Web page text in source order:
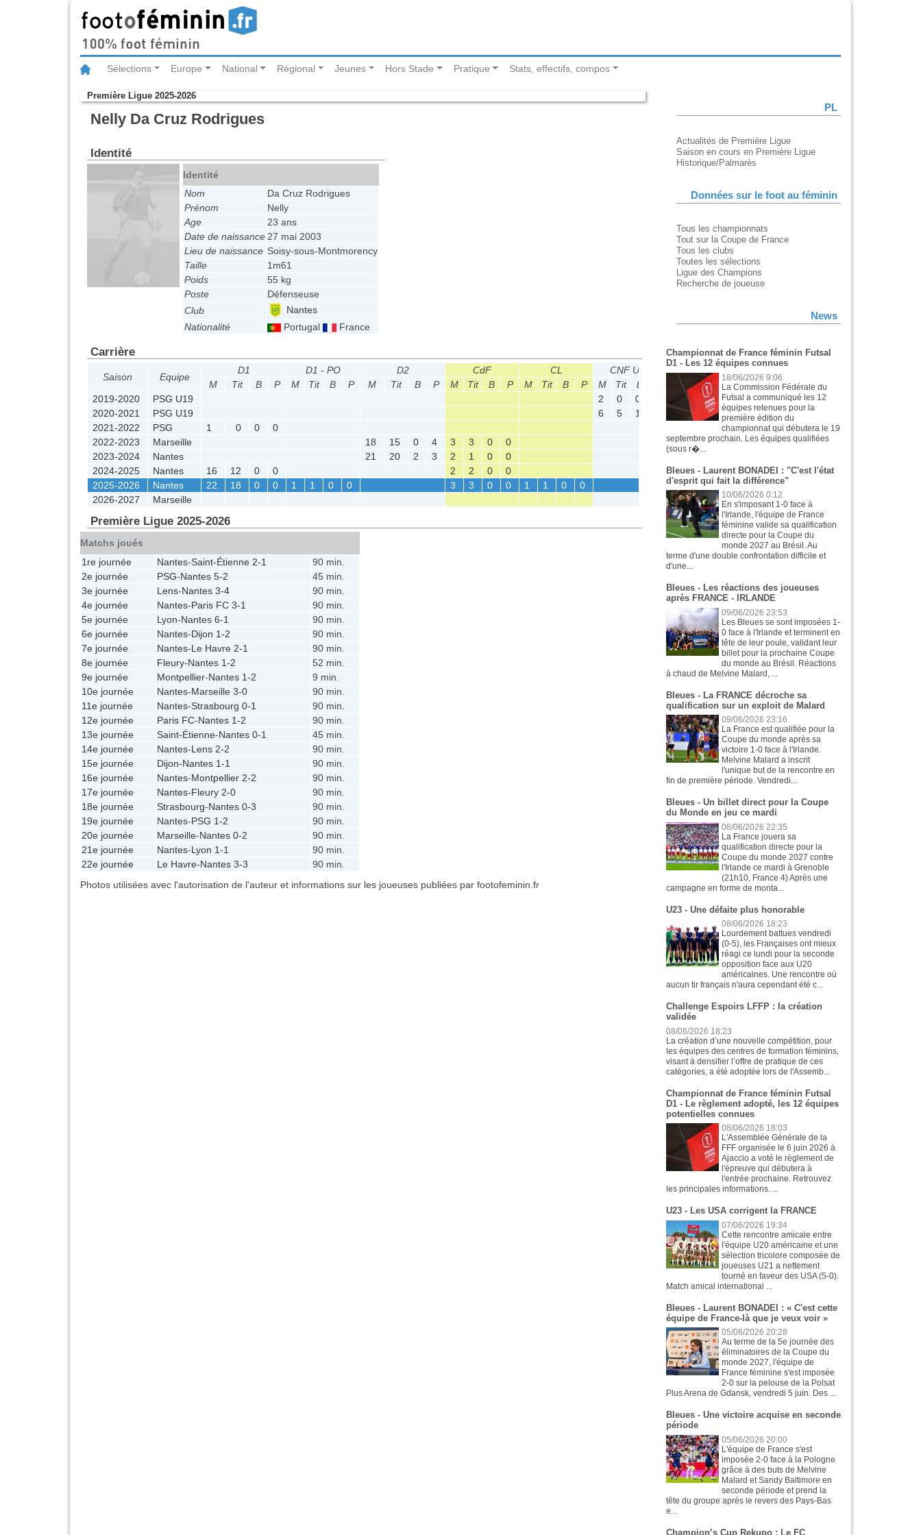
Sélections Europe National Régional Jeunes Hors Stade Pratique Stats, effectifs, compos
Première Ligue 2025-2026
Nelly Da Cruz Rodrigues
Identité
Identité
Nom
Da Cruz Rodrigues
Prénom
Nelly
Age
23 ans
Date de naissance27 mai 2003
Lieu de naissance Soisy-sous-Montmorency
Taille
1m61
Poids
55 kg
Poste
Défenseuse
Club
Nantes
Nationalité
Portugal France
Carrière
Saison Equipe
D1 D1 - PO D2 CdF CL CNF U19 CNF U19 2
M
Tit B P M Tit B P M Tit B P M Tit B P M Tit B P M Tit B M Tit B P M Tit B
P
2019-2020
PSG U19 2 0 0
2020-2021
PSG U19 6 5 1
2021-2022
PSG 1 0 0 0 0 6 6 0
0
2022-2023
Marseille 18 15 0 4 3 3 0
0
2023-2024
Nantes 21 20 2 3 2 1 0
0
2024-2025
Nantes 16 12 0 0 2 2 0
0
2025-2026
Nantes 22 18 0 0 1 1 0 0 3 3 0 0 1 1 0
0
2026-2027
Marseille
Première Ligue 2025-2026
Matchs joués
1re journée
Nantes-Saint-Étienne 2-1
90 min.
2e journée
PSG-Nantes 5-2
45 min.
3e journée
Lens-Nantes 3-4
90 min.
4e journée
Nantes-Paris FC 3-1
90 min.
5e journée
Lyon-Nantes 6-1
90 min.
6e journée
Nantes-Dijon 1-2
90 min.
7e journée
Nantes-Le Havre 2-1
90 min.
8e journée
Fleury-Nantes 1-2
52 min.
9e journée
Montpellier-Nantes 1-2
9 min.
10e journée
Nantes-Marseille 3-0
90 min.
11e journée
Nantes-Strasbourg 0-1
90 min.
12e journée
Paris FC-Nantes 1-2
90 min.
13e journée
Saint-Étienne-Nantes 0-1
45 min.
14e journée
Nantes-Lens 2-2
90 min.
15e journée
Dijon-Nantes 1-1
90 min.
16e journée
Nantes-Montpellier 2-2
90 min.
17e journée
Nantes-Fleury 2-0
90 min.
18e journée
Strasbourg-Nantes 0-3
90 min.
19e journée
Nantes-PSG 1-2
90 min.
20e journée
Marseille-Nantes 0-2
90 min.
21e journée
Nantes-Lyon 1-1
90 min.
22e journée
Le Havre-Nantes 3-3
90 min.
Photos utilisées avec l'autorisation de l'auteur et informations sur les joueuses publiées par footofeminin.fr
PL
Actualités de Première Ligue
Saison en cours en Première Ligue
Historique/Palmarès
Données sur le foot au féminin
Tous les championnats
Tout sur la Coupe de France
Tous les clubs
Toutes les sélections
Ligue des Champions
Recherche de joueuse
News
Championnat de France féminin Futsal
D1 - Les 12 équipes connues
18/06/2026 9:06
La Commission Fédérale du
Futsal a communiqué les 12
équipes retenues pour la
première édition du
championnat qui débutera le 19
septembre prochain. Les équipes qualifiées
(sous r�...
Bleues - Laurent BONADEI : "C'est l'état
d'esprit qui fait la différence"
10/06/2026 0:12
En s'imposant 1-0 face à
l'Irlande, l'équipe de France
féminine valide sa qualification
directe pour la Coupe du
monde 2027 au Brésil. Au
terme d'une double confrontation difficile et
d'une...
Bleues - Les réactions des joueuses
après FRANCE - IRLANDE
09/06/2026 23:53
Les Bleues se sont imposées 1-
0 face à l'Irlande et terminent en
tête de leur poule, validant leur
billet pour la prochaine Coupe
du monde au Brésil. Réactions
à chaud de Melvine Malard, ...
Bleues - La FRANCE décroche sa
qualification sur un exploit de Malard
09/06/2026 23:16
La France est qualifiée pour la
Coupe du monde après sa
victoire 1-0 face à l'Irlande.
Melvine Malard a inscrit
l'unique but de la rencontre en
fin de première période. Vendredi...
Bleues - Un billet direct pour la Coupe
du Monde en jeu ce mardi
08/06/2026 22:35
La France jouera sa
qualification directe pour la
Coupe du monde 2027 contre
l'Irlande ce mardi à Grenoble
(21h10, France 4) Après une
campagne en forme de monta...
U23 - Une défaite plus honorable
08/06/2026 18:23
Lourdement battues vendredi
(0-5), les Françaises ont mieux
réagi ce lundi pour la seconde
opposition face aux U20
américaines. Une rencontre où
aucun tir français n'aura cependant été c...
Challenge Espoirs LFFP : la création
validée
08/06/2026 18:23
La création d’une nouvelle compétition, pour
les équipes des centres de formation féminins,
visant à densifier l’offre de pratique de ces
catégories, a été adoptée lors de l'Assemb...
Championnat de France féminin Futsal
D1 - Le règlement adopté, les 12 équipes
potentielles connues
08/06/2026 18:03
L'Assemblée Générale de la
FFF organisée le 6 juin 2026 à
Ajaccio a voté le règlement de
l'épreuve qui débutera à
l'entrée prochaine. Retrouvez
les principales informations. ...
U23 - Les USA corrigent la FRANCE
07/06/2026 19:34
Cette rencontre amicale entre
l'équipe U20 américaine et une
sélection tricolore composée de
joueuses U21 a nettement
tourné en faveur des USA (5-0).
Match amical international ...
Bleues - Laurent BONADEI : « C'est cette
équipe de France-là que je veux voir »
05/06/2026 20:28
Au terme de la 5e journée des
éliminatoires de la Coupe du
monde 2027, l'équipe de
France féminine s'est imposée
2-0 sur la pelouse de la Polsat
Plus Arena de Gdansk, vendredi 5 juin. Des ...
Bleues - Une victoire acquise en seconde
période
05/06/2026 20:00
L'équipe de France s'est
imposée 2-0 face à la Pologne
grâce à des buts de Melvine
Malard et Sandy Baltimore en
seconde période et prend la
tête du groupe après le revers des Pays-Bas
e...
Champion’s Cup Rekupo : Le FC